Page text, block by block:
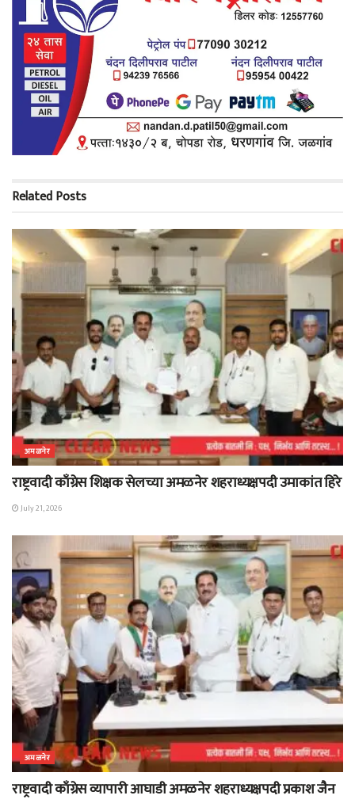
RelatedPosts
अमळनेर
राष्ट्रवादी काँग्रेस शिक्षक सेलच्या अमळनेर शहराध्यक्षपदी उमाकांत हिरे
July 21, 2026
अमळनेर
राष्ट्रवादी काँग्रेस व्यापारी आघाडी अमळनेर शहराध्यक्षपदी प्रकाश जैन